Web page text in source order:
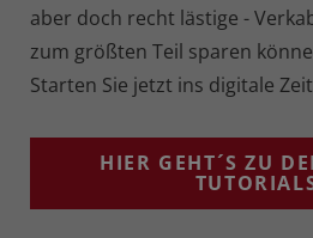
aber doch recht lästige -
zum größten Teil sparen
Starten Sie jetzt ins digitale
HIER GEHT´S ZU